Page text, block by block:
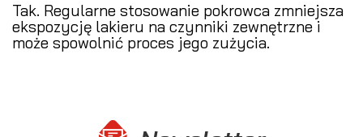
Tak. Regularne stosowanie pokrowca zmniejsza
ekspozycję lakieru na czynniki zewnętrzne i
może spowolnić proces jego zużycia.